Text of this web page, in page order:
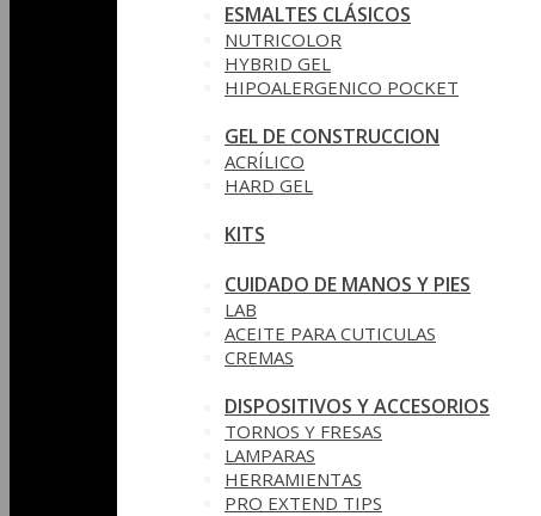
ESMALTES CLÁSICOS
NUTRICOLOR
HYBRID GEL
HIPOALERGENICO POCKET
GEL DE CONSTRUCCION
ACRÍLICO
HARD GEL
KITS
CUIDADO DE MANOS Y PIES
LAB
ACEITE PARA CUTICULAS
CREMAS
DISPOSITIVOS Y ACCESORIOS
TORNOS Y FRESAS
LAMPARAS
HERRAMIENTAS
PRO EXTEND TIPS